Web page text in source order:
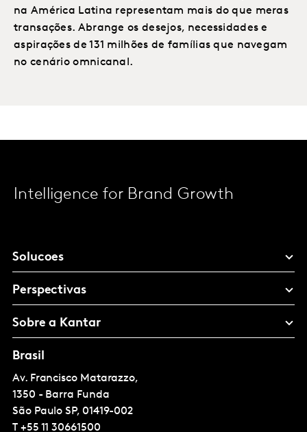
na América Latina representam mais do que meras
transações. Abrange os desejos, necessidades e
aspirações de 131 milhões de famílias que navegam
no cenário omnicanal.
Intelligence for Brand Growth
Solucoes
Perspectivas
Sobre a Kantar
Brasil
Av. Francisco Matarazzo,
1350 - Barra Funda
São Paulo SP, 01419-002
T +55 11 30661500